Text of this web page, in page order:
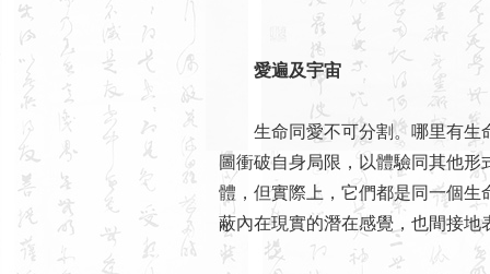
愛遍及宇宙
生命同愛不可分割。哪里有生
圖衝破自身局限，以體驗同其他
體，但實際上，它們都是同一個
蔽內在現實的潛在感覺，也間接